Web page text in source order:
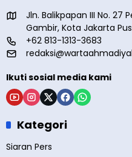
Jln. Balikpapan III No. 27
Gambir, Kota Jakarta
+62 813-1313-3683
Ikuti sosial media kami
Kategori
Siaran Pers